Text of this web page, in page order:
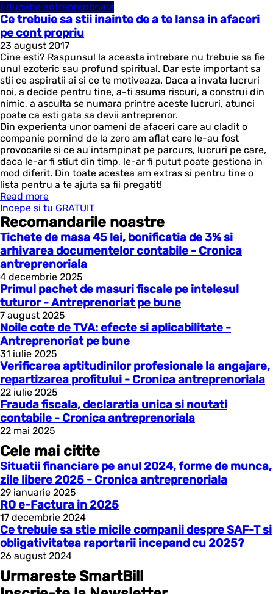
Educatie antreprenoriala
Ce trebuie sa stii inainte de a te lansa in afaceri
pe cont propriu
23 august 2017
Cine esti? Raspunsul la aceasta intrebare nu trebuie sa fie
unul ezoteric sau profund spiritual. Dar este important sa
stii ce aspiratii ai si ce te motiveaza. Daca a invata lucruri
noi, a decide pentru tine, a-ti asuma riscuri, a construi din
nimic, a asculta se numara printre aceste lucruri, atunci
poate ca esti gata sa devii antreprenor.
Din experienta unor oameni de afaceri care au cladit o
companie pornind de la zero am aflat care le-au fost
provocarile si ce au intampinat pe parcurs, lucruri pe care,
daca le-ar fi stiut din timp, le-ar fi putut poate gestiona in
mod diferit. Din toate acestea am extras si pentru tine o
lista pentru a te ajuta sa fii pregatit!
Read more
Incepe si tu GRATUIT
Recomandarile noastre
Tichete de masa 45 lei, bonificatia de 3% si
arhivarea documentelor contabile - Cronica
antreprenoriala
4 decembrie 2025
Primul pachet de masuri fiscale pe intelesul
tuturor - Antreprenoriat pe bune
7 august 2025
Noile cote de TVA: efecte si aplicabilitate -
Antreprenoriat pe bune
31 iulie 2025
Verificarea aptitudinilor profesionale la angajare,
repartizarea profitului - Cronica antreprenoriala
22 iulie 2025
Frauda fiscala, declaratia unica si noutati
contabile - Cronica antreprenoriala
22 mai 2025
Cele mai citite
Situatii financiare pe anul 2024, forme de munca,
zile libere 2025 - Cronica antreprenoriala
29 ianuarie 2025
RO e-Factura in 2025
17 decembrie 2024
Ce trebuie sa stie micile companii despre SAF-T si
obligativitatea raportarii incepand cu 2025?
26 august 2024
Urmareste SmartBill